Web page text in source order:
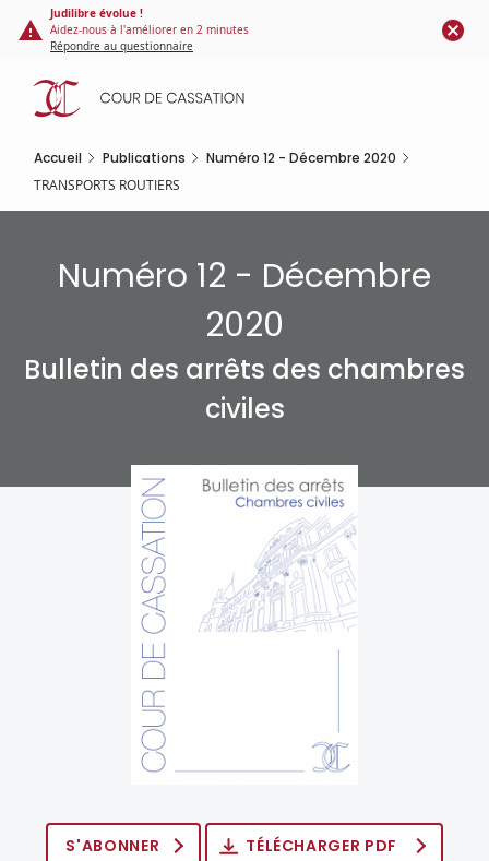
Panneau de gestion des cookies
contenu
principal
Judilibre évolue !
Aidez-nous à l'améliorer en 2 minutes
Répondre au questionnaire
Accueil Publications Numéro 12 - Décembre 2020
TRANSPORTS ROUTIERS
Numéro 12 - Décembre
2020
Bulletin des arrêts des chambres
civiles
S'ABONNER TÉLÉCHARGER PDF